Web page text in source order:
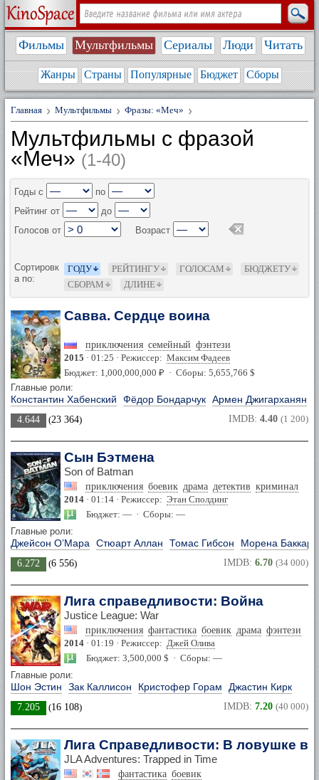
Фильмы Мультфильмы Сериалы Люди Читать
Жанры Страны Популярные Бюджет Сборы
Главная Мультфильмы Фразы: «Меч»
Мультфильмы с фразой
«Меч»(1-40)
Годы с
по
Рейтинг от
до
Голосов от
Возраст
Сортировк
а по:
ГОДУ РЕЙТИНГУ ГОЛОСАМ
БЮДЖЕТУ
СБОРАМ
ДЛИНЕ
Савва. Сердце воина
приключения семейный фэнтези
2015 · 01:25 · Режиссер: Максим Фадеев
Бюджет: 1,000,000,000 ₽ · Сборы: 5,655,766 $
Главные роли:
Константин Хабенский Фёдор Бондарчук Армен Джигарханян
4.644 (23 364) IMDB: 4.40 (1 200)
Сын Бэтмена
Son of Batman
приключения боевик драма детектив криминал
2014 · 01:14 · Режиссер: Этан Сполдинг
Бюджет: — · Сборы: —
Главные роли:
Джейсон О’Мара Стюарт Аллан Томас Гибсон Морена
6.272 (6 556) IMDB: 6.70 (34 000)
Лига справедливости: Война
Justice League: War
приключения фантастика боевик драма фэнтези
2014 · 01:19 · Режиссер: Джей Олива
Бюджет: 3,500,000 $ · Сборы: —
Главные роли:
Шон Эстин Зак Каллисон Кристофер Горам Джастин Кирк
7.205 (16 108) IMDB: 7.20 (40 000)
Лига Справедливости: В ловушке
JLA Adventures: Trapped in Time
фантастика боевик